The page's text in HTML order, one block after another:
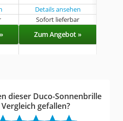
Details ansehen
Sofort lieferbar
Zum Angebot »
dieser Duco-Sonnenbrille
Vergleich gefallen?